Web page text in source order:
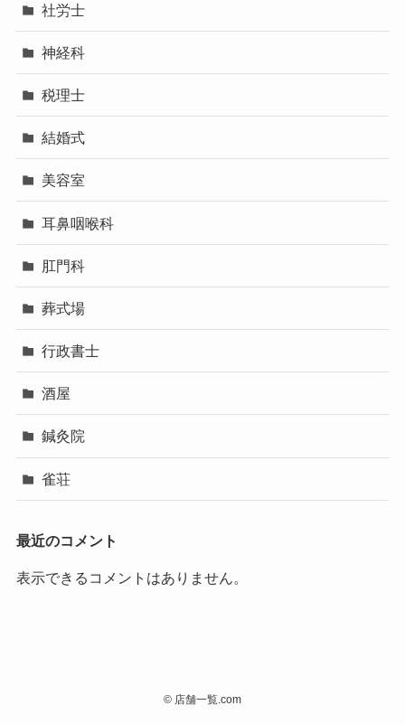
社労士
神経科
税理士
結婚式
美容室
耳鼻咽喉科
肛門科
葬式場
行政書士
酒屋
鍼灸院
雀荘
最近のコメント
表示できるコメントはありません。
© 店舗一覧.com